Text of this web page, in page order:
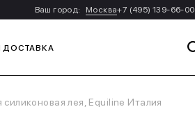
Ваш город: Москва+7 (495) 139-66-00
ДОСТАВКА
лея, Equiline Италия